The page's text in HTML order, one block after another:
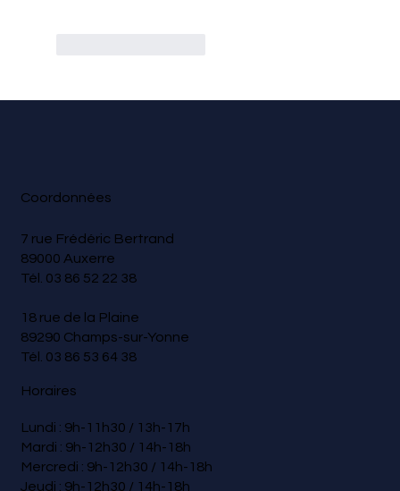
Coordonnées
7 rue Frédéric Bertrand
89000 Auxerre
Tél.
03 86 52 22 38
18 rue de la Plaine
89290 Champs-sur-Yonne
Tél.
03 86 53 64 38
Horaires
Lundi : 9h-11h30 / 13h-17h
Mardi : 9h-12h30 / 14h-18h
Mercredi : 9h-12h30 / 14h-18h
Jeudi : 9h-12h30 / 14h-18h